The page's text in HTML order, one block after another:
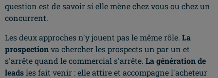
question est de savoir si elle mène chez vous ou chez un
concurrent.
Les deux approches n'y jouent pas le même rôle. La
prospectionva chercher les prospects un par un et
s'arrête quand le commercial s'arrête. La génération de
leadsles fait venir : elle attire et accompagne l'acheteur